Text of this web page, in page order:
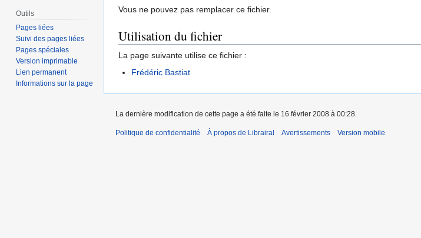
Vous ne pouvez pas remplacer ce fichier.
Utilisation du fichier
La page suivante utilise ce fichier :
Frédéric Bastiat
Outils
Pages liées
Suivi des pages liées
Pages spéciales
Version imprimable
Lien permanent
Informations sur la page
La dernière modification de cette page a été faite le 16 février 2008 à 00:28.
Politique de confidentialité À propos de Librairal Avertissements Version mobile